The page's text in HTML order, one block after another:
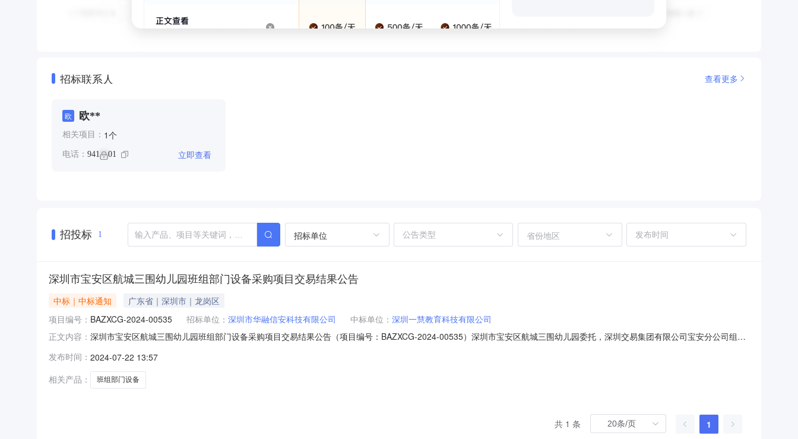
招标联系人 查看更多
欧 欧**
相关项目： 1个
电话： 941**01 立即查看
招投标 1 招标单位 省份地区
深圳市宝安区航城三围幼儿园班组部门设备采购项目交易结果公告
中标｜中标通知
广东省｜深圳市｜龙岗区
项目编号： BAZXCG-2024-00535 招标单位： 深圳市华融信安科技有限公司 中标单位： 深圳一慧教育科技有限公司
正文内容： 深圳市宝安区航城三围幼儿园班组部门设备采购项目交易结果公告（项目编号：BAZXCG-2024-00535）深圳市宝安区航城三围幼儿园委托，深圳交易集团有限公司宝安分公司组织
（元）中标（成交）人备注BAZXCG-2024-00535深圳市宝安区航城三围幼儿园班组部门设备采购项目299800.00深圳一慧教育科技有限公司二、评审小组成员程敏明,李伟,陈长浩,
发布时间： 2024-07-22 13:57
相关产品：
班组部门设备
共 1 条 1